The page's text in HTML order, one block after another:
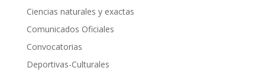
Ciencias naturales y exactas
Comunicados Oficiales
Convocatorias
Deportivas-Culturales